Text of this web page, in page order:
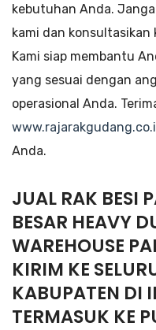
kebutuhan Anda.
kami dan
Kami siap membantu
yang sesuai dengan
operasional Anda.
Anda.
JUAL RAK BESI
BESAR HEAVY
WAREHOUSE
KIRIM KE
KABUPATEN DI
TERMASUK KE